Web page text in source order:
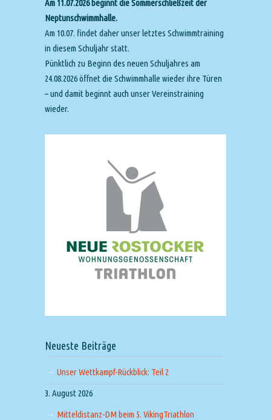
Am 11.07.2026 beginnt die Sommerschließzeit der
Neptunschwimmhalle.
Am 10.07. findet daher unser letztes Schwimmtraining
in diesem Schuljahr statt.
Pünktlich zu Beginn des neuen Schuljahres am
24.08.2026 öffnet die Schwimmhalle wieder ihre Türen
– und damit beginnt auch unser Vereinstraining
wieder.
Neueste Beiträge
Unser Wettkampf-Rückblick: Teil 2
3. August 2026
Mitteldistanz-DM beim 5. VikingTriathlon